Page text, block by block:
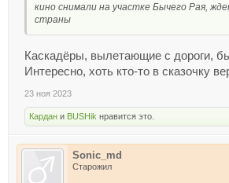
кино снимали на участке Бычего Рая,
страны
Каскадёры, вылетающие с дороги,
Интересно, хоть кто-то в сказочку
23 ноя 2023
Кардан и BUSHik нравится это.
Sonic_md
Старожил